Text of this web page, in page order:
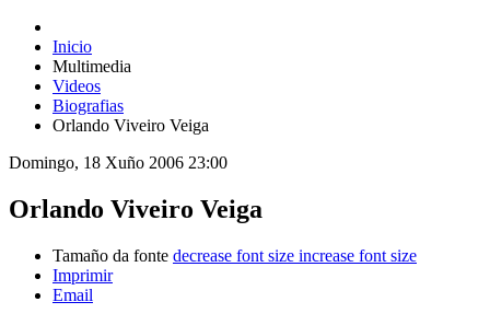
Inicio
Multimedia
Videos
Biografias
Orlando Viveiro Veiga
Domingo, 18 Xuño 2006 23:00
Orlando Viveiro Veiga
Tamaño da fonte decrease font size increase font size
Imprimir
Email